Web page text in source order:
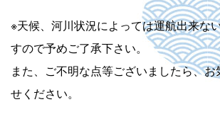
※天候、河川状況によっては運航出来な
すので予めご了承下さい。
また、ご不明な点等ございましたら、
せください。